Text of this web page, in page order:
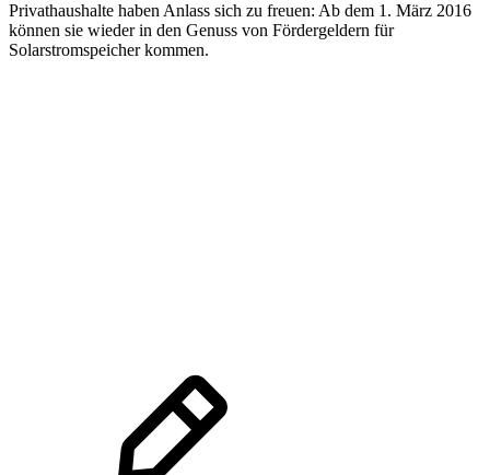
Privathaushalte haben Anlass sich zu freuen: Ab dem 1. März 2016
können sie wieder in den Genuss von Fördergeldern für
Solarstromspeicher kommen.